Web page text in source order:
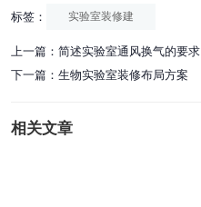
标签： 实验室装修建
上一篇： 简述实验室通风换气的要求
下一篇： 生物实验室装修布局方案
相关文章